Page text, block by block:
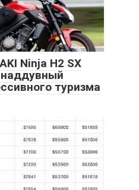
Ninja H2 SX
наддувный
туризма